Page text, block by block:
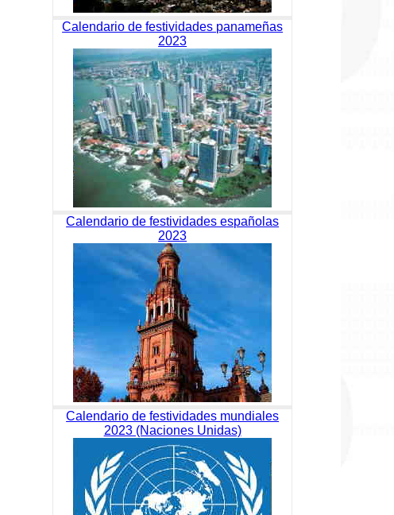
Calendario de festividades panameñas
2023
Calendario de festividades españolas
2023
Calendario de festividades mundiales
2023 (Naciones Unidas)